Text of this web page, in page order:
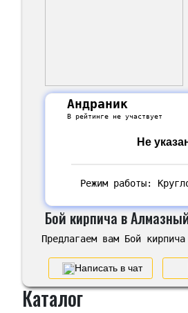
Андраник
В рейтинге не участвует
Не
Режим работы:
Бой кирпича в
Предлагаем вам Бой
Написать в чат
Каталог